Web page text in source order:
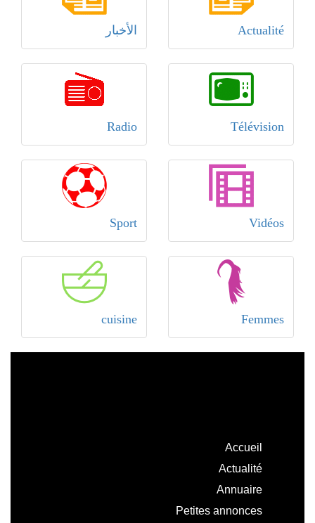
Actualité الأخبار
Télévision
Radio
Vidéos
Sport
Femmes
cuisine
Accueil
Actualité
Annuaire
Petites annonces